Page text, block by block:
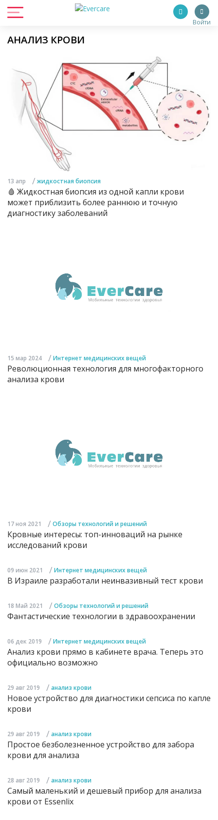
Войти
АНАЛИЗ КРОВИ
13 апр / жидкостная биопсия
🩸 Жидкостная биопсия из одной капли крови
может приблизить более раннюю и точную
диагностику заболеваний
15 мар 2024 / Интернет медицинских вещей
Революционная технология для многофакторного
анализа крови
17 ноя 2021 / Обзоры технологий и решений
Кровные интересы: топ-инноваций на рынке
исследований крови
09 июн 2021 / Интернет медицинских вещей
В Израиле разработали неинвазивный тест крови
18 Май 2021 / Обзоры технологий и решений
Фантастические технологии в здравоохранении
06 дек 2019 / Интернет медицинских вещей
Анализ крови прямо в кабинете врача. Теперь это
официально возможно
29 авг 2019 / анализ крови
Новое устройство для диагностики сепсиса по капле
крови
29 авг 2019 / анализ крови
Простое безболезненное устройство для забора
крови для анализа
28 авг 2019 / анализ крови
Cамый маленький и дешевый прибор для анализа
крови от Essenlix